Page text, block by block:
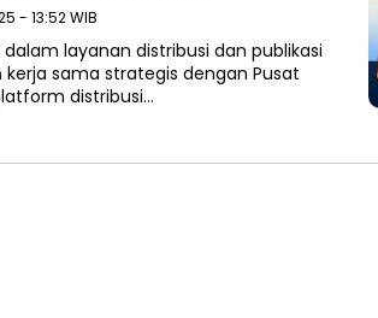
- 13:52 WIB
layanan distribusi dan publikasi
sama strategis dengan Pusat
distribusi…